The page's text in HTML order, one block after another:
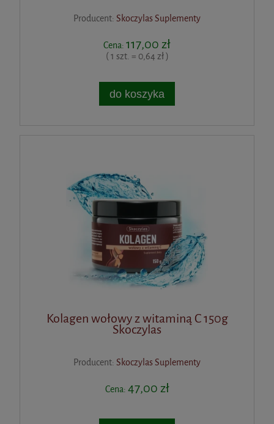
Producent: Skoczylas Suplementy
Cena: 117,00 zł
( 1 szt. = 0,64 zł )
do koszyka
Kolagen wołowy z witaminą C 150g
Skoczylas
Producent: Skoczylas Suplementy
Cena: 47,00 zł